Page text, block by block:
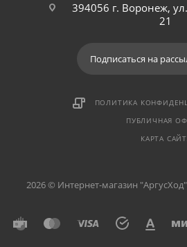
394056 г. Воронеж,
21
Подписаться на
ПОЛИТИКА
ПУБЛИЧНАЯ
КАРТА
2026 © Интернет-магазин